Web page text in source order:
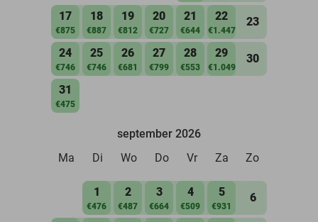
17
€875
18
€887
19
€812
20
€727
21
€644
22
€1.447
23
24
€746
25
€746
26
€681
27
€799
28
€553
29
€1.049
30
31
€475
september 2026
Ma
Di Wo Do Vr Za Zo
1
€476
2
€487
3
€664
4
€509
5
€931
6